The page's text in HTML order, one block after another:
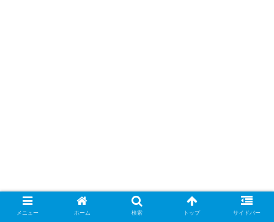
メニュー ホーム 検索 トップ サイドバー